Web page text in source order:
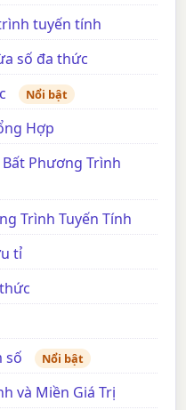
tuyến tính
số đa thức
Nổi bật
Hợp
Phương Trình
Trình Tuyến Tính
tỉ
số
Nổi bật
và Miền Giá Trị